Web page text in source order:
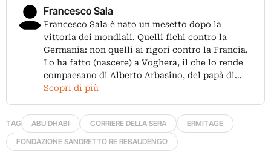
Francesco Sala
Francesco Sala è nato un mesetto dopo la
vittoria dei mondiali. Quelli fichi contro la
Germania: non quelli ai rigori contro la Francia.
Lo ha fatto (nascere) a Voghera, il che lo rende
compaesano di Alberto Arbasino, del papà di…
Scopri di più
TAG ABU DHABI CORRIERE DELLA SERA
ERMITAGE
FONDAZIONE SANDRETTO RE REBAUDENGO